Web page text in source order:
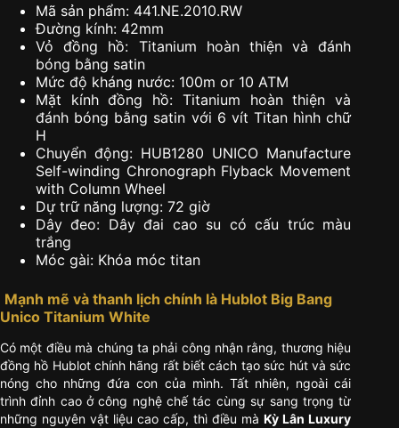
Mã sản phẩm: 441.NE.2010.RW
Đường kính: 42mm
Vỏ đồng hồ: Titanium hoàn thiện và đánh
bóng bằng satin
Mức độ kháng nước: 100m or 10 ATM
Mặt kính đồng hồ: Titanium hoàn thiện và
đánh bóng bằng satin với 6 vít Titan hình chữ
H
Chuyển động: HUB1280 UNICO Manufacture
Self-winding Chronograph Flyback Movement
with Column Wheel
Dự trữ năng lượng: 72 giờ
Dây đeo: Dây đai cao su có cấu trúc màu
trắng
Móc gài: Khóa móc titan
Mạnh mẽ và thanh lịch chính là Hublot Big Bang
Unico Titanium White
Có một điều mà chúng ta phải công nhận rằng, thương hiệu
đồng hồ Hublot chính hãng rất biết cách tạo sức hút và sức
nóng cho những đứa con của mình. Tất nhiên, ngoài cái
trình đỉnh cao ở công nghệ chế tác cùng sự sang trọng từ
những nguyên vật liệu cao cấp, thì điều màKỳ Lân Luxury